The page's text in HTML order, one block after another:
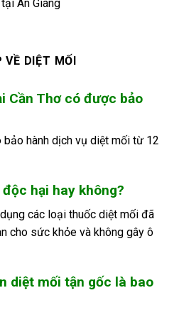
An Giang
VỀ DIỆT MỐI
Cần Thơ có được bảo
bảo hành dịch vụ diệt mối từ 12
hại hay không?
các loại thuốc diệt mối đã
cho sức khỏe và không gây ô
diệt mối tận gốc là bao